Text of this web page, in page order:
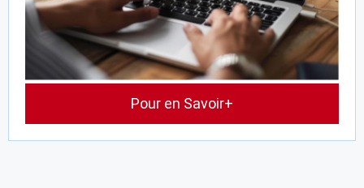
Pour en Savoir+